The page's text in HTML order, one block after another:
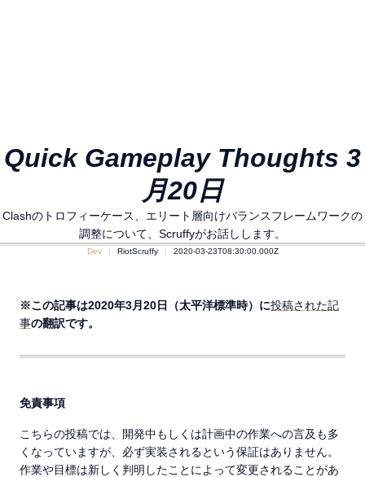
Quick Gameplay Thoughts 3
月20日
Clashのトロフィーケース、エリート層向けバランスフレームワークの
調整について、Scruffyがお話しします。
Dev RiotScruffy 2020-03-23T08:30:00.000Z
※この記事は2020年3月20日（太平洋標準時）に投稿された記
事の翻訳です。
免責事項
こちらの投稿では、開発中もしくは計画中の作業への言及も多
くなっていますが、必ず実装されるという保証はありません。
作業や目標は新しく判明したことによって変更されることがあ